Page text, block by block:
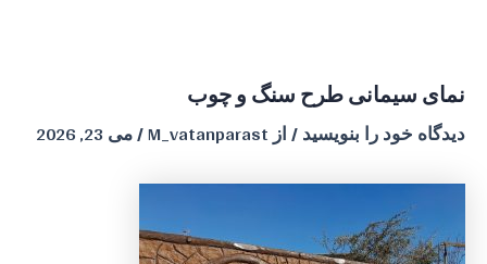
نمای سیمانی طرح سنگ و چوب
دیدگاه‌ خود را بنویسید/ ازM_vatanparast
/می 23, 2026